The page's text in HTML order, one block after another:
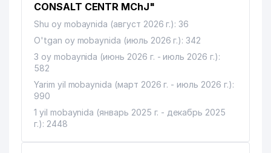
CONSALT CENTR MChJ"
Shu oy mobaynida (август 2026 г.): 36
O'tgan oy mobaynida (июль 2026 г.): 342
3 oy mobaynida (июнь 2026 г. - июль 2026 г.):
582
Yarim yil mobaynida (март 2026 г. - июль 2026 г.):
990
1 yil mobaynida (январь 2025 г. - декабрь 2025
г.): 2448